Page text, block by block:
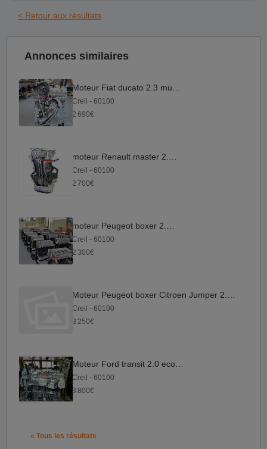
< Retour aux résultats
Annonces similaires
Creil - 60100
2 690€
Creil - 60100
2 700€
Creil - 60100
2 300€
Creil - 60100
3 250€
Creil - 60100
3 800€
« Tous les résultats